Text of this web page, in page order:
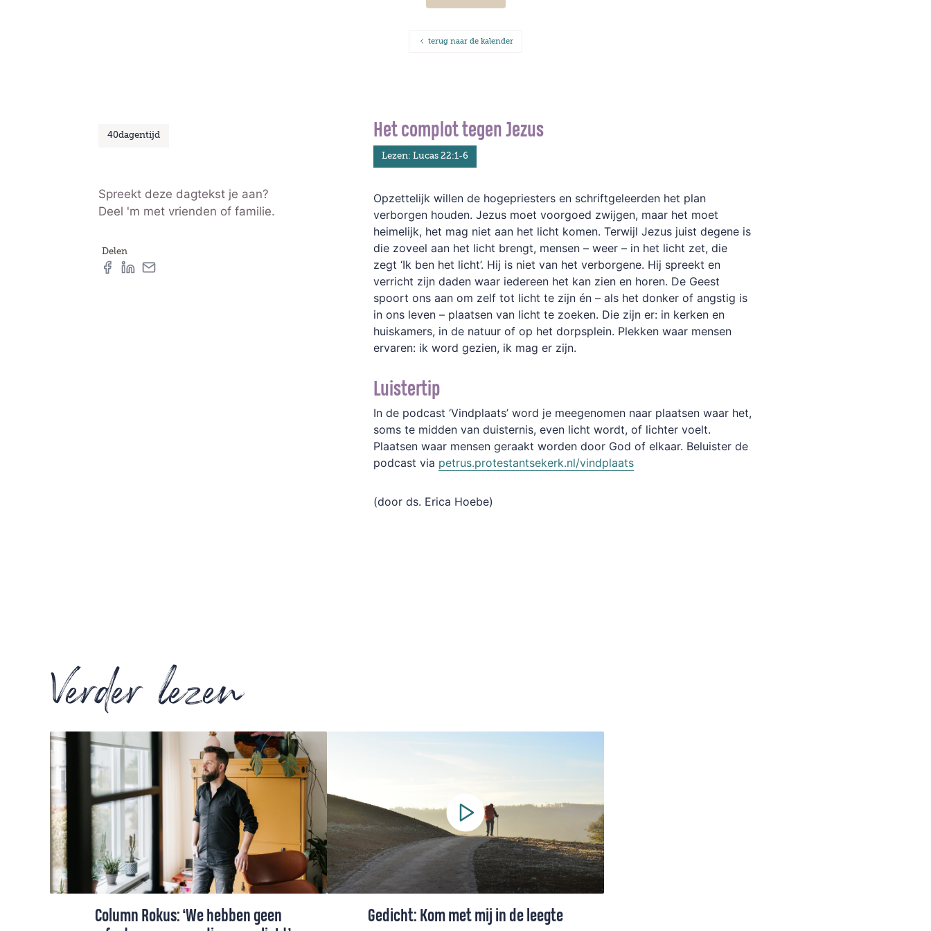
terug naar de kalender
Het complot tegen Jezus
Lezen: Lucas 22:1-6
Opzettelijk willen de hogepriesters en schriftgeleerden het plan
verborgen houden. Jezus moet voorgoed zwijgen, maar het moet
heimelijk, het mag niet aan het licht komen. Terwijl Jezus juist degene is
die zoveel aan het licht brengt, mensen – weer – in het licht zet, die
zegt ‘Ik ben het licht’. Hij is niet van het verborgene. Hij spreekt en
verricht zijn daden waar iedereen het kan zien en horen. De Geest
spoort ons aan om zelf tot licht te zijn én – als het donker of angstig is
in ons leven – plaatsen van licht te zoeken. Die zijn er: in kerken en
huiskamers, in de natuur of op het dorpsplein. Plekken waar mensen
ervaren: ik word gezien, ik mag er zijn.
Luistertip
In de podcast ‘Vindplaats’ word je meegenomen naar plaatsen waar het,
soms te midden van duisternis, even licht wordt, of lichter voelt.
Plaatsen waar mensen geraakt worden door God of elkaar. Beluister de
podcast via petrus.protestantsekerk.nl/vindplaats
(door ds. Erica Hoebe)
40dagentijd
Spreekt deze dagtekst je aan?
Deel 'm met vrienden of familie.
Delen
Verder lezen
Column Rokus: ‘We hebben geen
Gedicht: Kom met mij in de leegte